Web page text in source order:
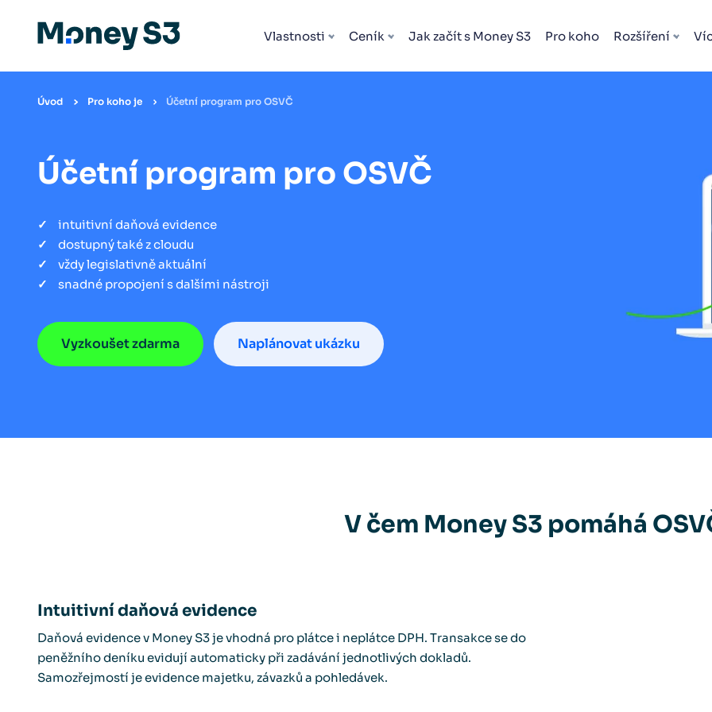
Vlastnosti Ceník Jak začít s Money S3 Pro koho Rozšíření
Úvod Pro koho je Účetní program pro OSVČ
Účetní program pro OSVČ
intuitivní daňová evidence
dostupný také z cloudu
vždy legislativně aktuální
snadné propojení s dalšími nástroji
Vyzkoušet zdarma Naplánovat ukázku
V čem Money S3 pomáhá
Intuitivní daňová evidence
Daňová evidence v Money S3 je vhodná pro plátce i neplátce DPH. Transakce se do
peněžního deníku evidují automaticky při zadávání jednotlivých dokladů.
Samozřejmostí je evidence majetku, závazků a pohledávek.